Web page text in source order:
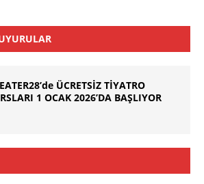
ÜCRETSİZ TİYATRO
1 OCAK 2026’DA BAŞLIYOR